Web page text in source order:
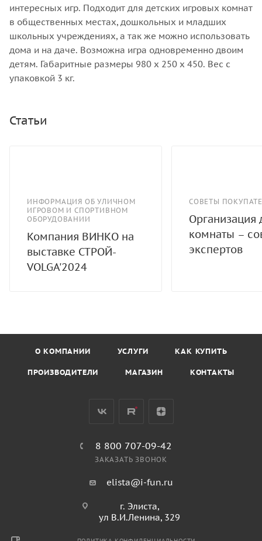
интересных игр. Подходит для детских игровых комнат
в общественных местах, дошкольных и младших
школьных учреждениях, а так же можно использовать
дома и на даче. Возможна игра одновременно двоим
детям. Габаритные размеры 980 х 250 х 450. Вес с
упаковкой 3 кг.
Статьи
СОВЕТЫ
Организация
комнаты –
экспертов
ПРОИЗВОДИТЕЛИ МАГАЗИН
8 800 707-09-42